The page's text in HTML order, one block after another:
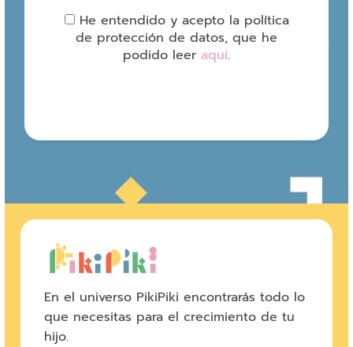
He entendido y acepto la política
de protección de datos, que he
podido leer aquí.
En el universo PikiPiki encontrarás todo lo
que necesitas para el crecimiento de tu
hijo.